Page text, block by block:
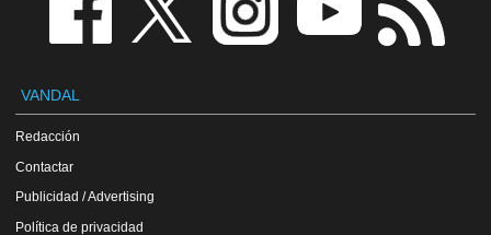
VANDAL
Redacción
Contactar
Publicidad / Advertising
Política de privacidad